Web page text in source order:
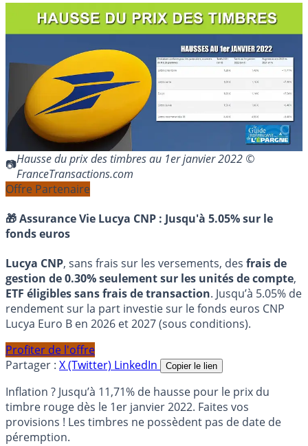
Hausse du prix des timbres au 1er janvier 2022 ©
FranceTransactions.com
Offre Partenaire
🎁 Assurance Vie Lucya CNP : Jusqu'à 5.05% sur le
fonds euros
Lucya CNP, sans frais sur les versements, des frais de
gestion de 0.30% seulement sur les unités de compte,
ETF éligibles sans frais de transaction. Jusqu’à 5.05% de
rendement sur la part investie sur le fonds euros CNP
Lucya Euro B en 2026 et 2027 (sous conditions).
Profiter de l'offre
Partager : X (Twitter) LinkedIn Copier le lien
Inflation ? Jusqu’à 11,71% de hausse pour le prix du
timbre rouge dès le 1er janvier 2022. Faites vos
provisions ! Les timbres ne possèdent pas de date de
péremption.